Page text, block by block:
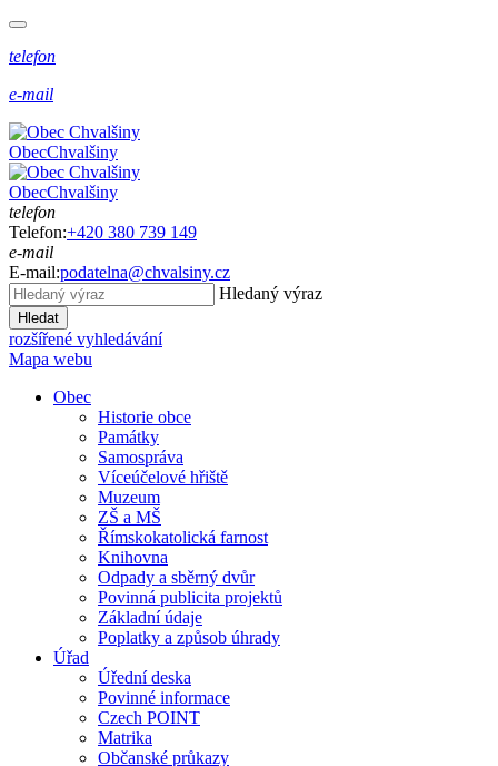
telefon
e-mail
ObecChvalšiny
ObecChvalšiny
telefon
Telefon:+420 380 739 149
e-mail
E-mail:podatelna@chvalsiny.cz
Hledaný výraz
Hledat
rozšířené vyhledávání
Mapa webu
Obec
Historie obce
Památky
Samospráva
Víceúčelové hřiště
Muzeum
ZŠ a MŠ
Římskokatolická farnost
Knihovna
Odpady a sběrný dvůr
Povinná publicita projektů
Základní údaje
Poplatky a způsob úhrady
Úřad
Úřední deska
Povinné informace
Czech POINT
Matrika
Občanské průkazy